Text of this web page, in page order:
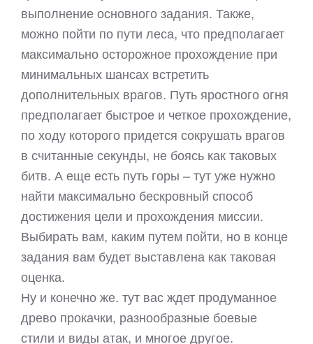
выполнение основного задания. Также,
можно пойти по пути леса, что предполагает
максимально осторожное прохождение при
минимальных шансах встретить
дополнительных врагов. Путь яростного огня
предполагает быстрое и четкое прохождение,
по ходу которого придется сокрушать врагов
в считанные секунды, не боясь как таковых
битв. А еще есть путь горы – тут уже нужно
найти максимально бескровный способ
достижения цели и прохождения миссии.
Выбирать вам, каким путем пойти, но в конце
задания вам будет выставлена как таковая
оценка.
Ну и конечно же. тут вас ждет продуманное
древо прокачки, разнообразные боевые
стили и виды атак, и многое другое.